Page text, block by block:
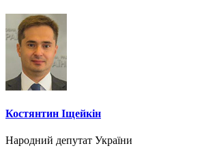
Костянтин Іщейкін
Народний депутат України